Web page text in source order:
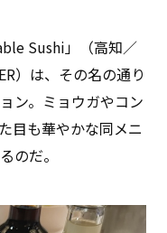
Sushi」（高知／
）は、その名の通り
ン。ミョウガやコン
目も華やかな同メニ
のだ。